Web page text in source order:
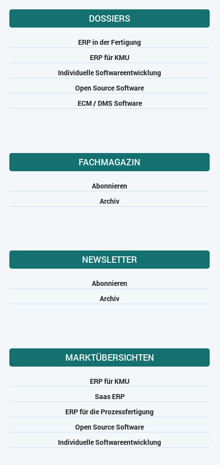
DOSSIERS
ERP in der Fertigung
ERP für KMU
Individuelle Softwareentwicklung
Open Source Software
ECM / DMS Software
FACHMAGAZIN
Abonnieren
Archiv
NEWSLETTER
Abonnieren
Archiv
MARKTÜBERSICHTEN
ERP für KMU
Saas ERP
ERP für die Prozessfertigung
Open Source Software
Individuelle Softwareentwicklung